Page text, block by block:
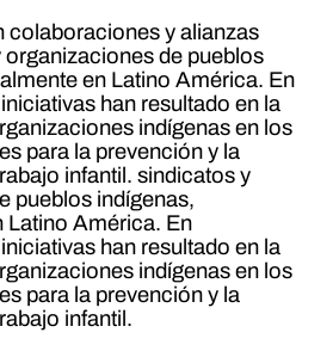
colaboraciones y alianzas
de pueblos
en Latino América. En
han resultado en la
indígenas en los
para la prevención y la
infantil. sindicatos y
pueblos indígenas,
Latino América. En
han resultado en la
indígenas en los
para la prevención y la
infantil.